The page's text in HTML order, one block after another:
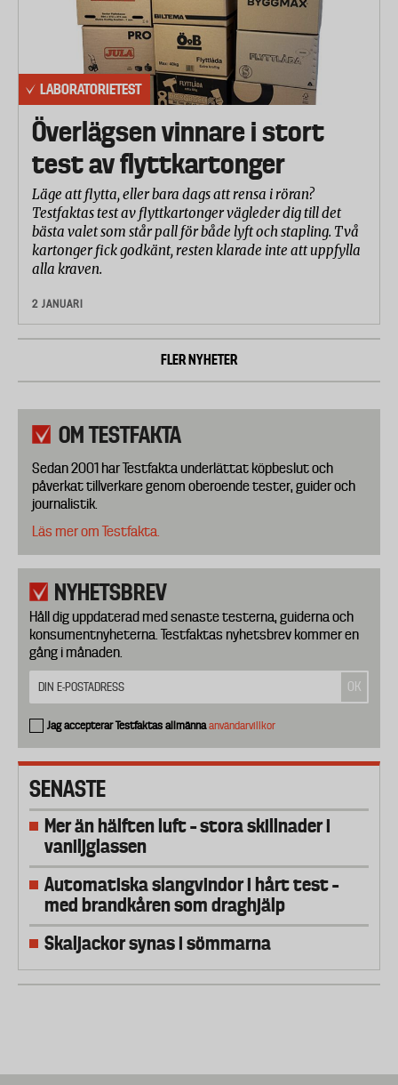
Programmering och inställningar 17 %
LABORATORIETEST
Överlägsen vinnare i stort
test av flyttkartonger
Läge att flytta, eller bara dags att rensa i röran?
Testfaktas test av flyttkartonger vägleder dig till det
bästa valet som står pall för både lyft och stapling. Två
kartonger fick godkänt, resten klarade inte att uppfylla
alla kraven.
2 JANUARI
FLER NYHETER
OM TESTFAKTA
Sedan 2001 har Testfakta underlättat köpbeslut och
påverkat tillverkare genom oberoende tester, guider och
journalistik.
Läs mer om Testfakta.
NYHETSBREV
Håll dig uppdaterad med senaste testerna, guiderna och
konsumentnyheterna. Testfaktas nyhetsbrev kommer en
gång i månaden.
Jag accepterar Testfaktas allmännaanvändarvillkor
SENASTE
Mer än hälften luft – stora skillnader i
vaniljglassen
Automatiska slangvindor i hårt test –
med brandkåren som draghjälp
Skaljackor synas i sömmarna